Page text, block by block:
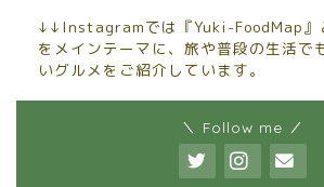
↓↓Instagramでは『Yuki-FoodMap』
をメインテーマに、旅や普段の生活で
いグルメをご紹介しています。
＼ Follow me ／